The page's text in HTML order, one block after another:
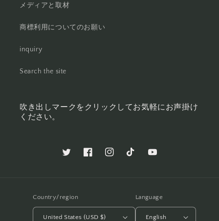
メディアと取材
商標利用についてのお願い
inquiry
Search the site
吹き出しマークをクリックしてお気軽にお声掛け
ください。
TwitterFacebookInstagramTikTok YouTube
Country/region
United States (USD $)
Language
English